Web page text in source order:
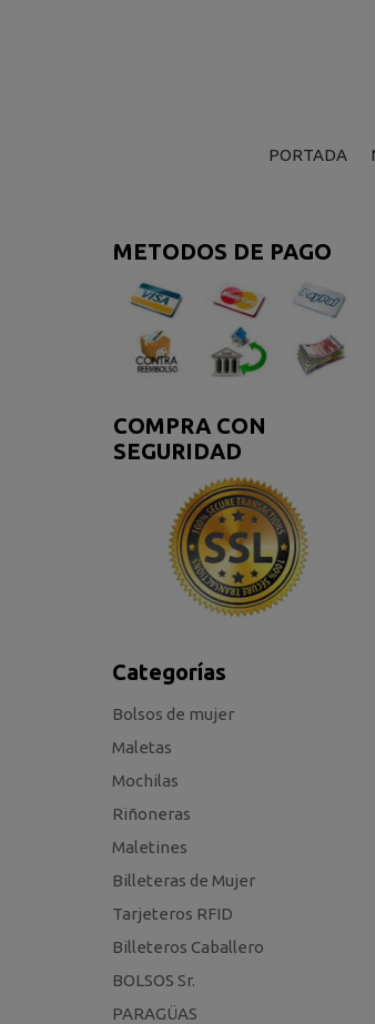
PORTADA
METODOS DE PAGO
COMPRA CON
SEGURIDAD
Categorías
Bolsos de mujer
Maletas
Mochilas
Riñoneras
Maletines
Billeteras de Mujer
Tarjeteros RFID
Billeteros Caballero
BOLSOS Sr.
PARAGÜAS